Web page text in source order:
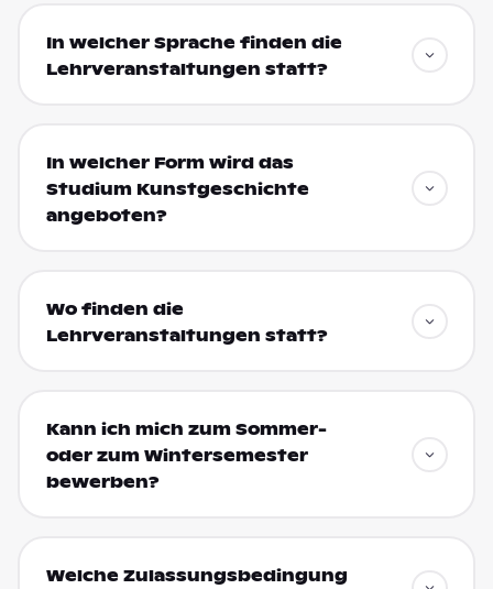
In welcher Sprache finden die
Lehrveranstaltungen statt?
In welcher Form wird das
Studium Kunstgeschichte
angeboten?
Wo finden die
Lehrveranstaltungen statt?
Kann ich mich zum Sommer-
oder zum Wintersemester
bewerben?
Welche Zulassungsbedingung